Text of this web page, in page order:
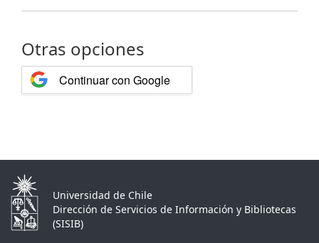
Otras opciones
Continuar con Google
Universidad de Chile
Dirección de Servicios de Información y Bibliotecas
(SISIB)